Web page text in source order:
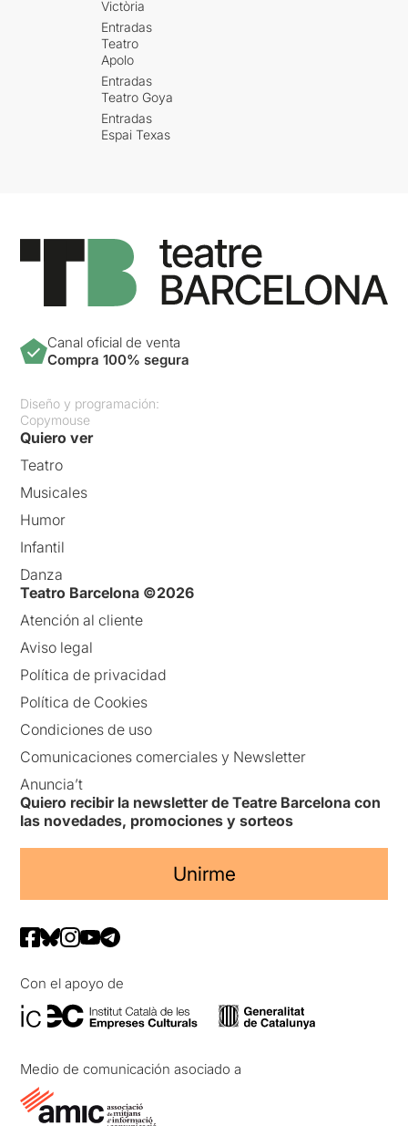
Victòria
Entradas
Teatro
Apolo
Entradas
Teatro Goya
Entradas
Espai Texas
Canal oficial de venta
Compra 100% segura
Diseño y programación:
Copymouse
Quiero ver
Teatro
Musicales
Humor
Infantil
Danza
Teatro Barcelona ©2026
Atención al cliente
Aviso legal
Política de privacidad
Política de Cookies
Condiciones de uso
Comunicaciones comerciales y Newsletter
Anuncia’t
Quiero recibir la newsletter de Teatre Barcelona con
las novedades, promociones y sorteos
Unirme
Con el apoyo de
Medio de comunicación asociado a